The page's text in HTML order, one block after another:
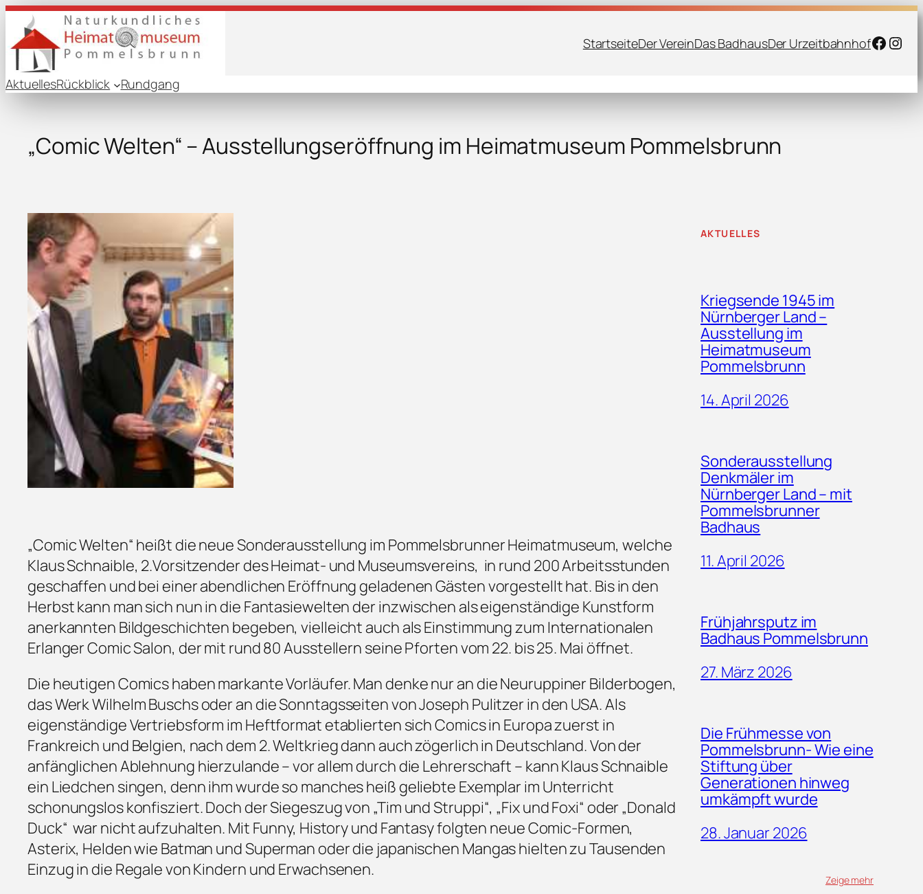
StartseiteDer VereinDas BadhausDer Urzeitbahnhof
AktuellesRückblick Rundgang
„Comic Welten“ – Ausstellungseröffnung im Heimatmuseum Pommelsbrunn
„Comic Welten“ heißt die neue Sonderausstellung im Pommelsbrunner Heimatmuseum, welche
Klaus Schnaible, 2.Vorsitzender des Heimat- und Museumsvereins, in rund 200 Arbeitsstunden
geschaffen und bei einer abendlichen Eröffnung geladenen Gästen vorgestellt hat. Bis in den
Herbst kann man sich nun in die Fantasiewelten der inzwischen als eigenständige Kunstform
anerkannten Bildgeschichten begeben, vielleicht auch als Einstimmung zum Internationalen
Erlanger Comic Salon, der mit rund 80 Ausstellern seine Pforten vom 22. bis 25. Mai öffnet.
Die heutigen Comics haben markante Vorläufer. Man denke nur an die Neuruppiner Bilderbogen,
das Werk Wilhelm Buschs oder an die Sonntagsseiten von Joseph Pulitzer in den USA. Als
eigenständige Vertriebsform im Heftformat etablierten sich Comics in Europa zuerst in
Frankreich und Belgien, nach dem 2. Weltkrieg dann auch zögerlich in Deutschland. Von der
anfänglichen Ablehnung hierzulande – vor allem durch die Lehrerschaft – kann Klaus Schnaible
ein Liedchen singen, denn ihm wurde so manches heiß geliebte Exemplar im Unterricht
schonungslos konfisziert. Doch der Siegeszug von „Tim und Struppi“, „Fix und Foxi“ oder „Donald
Duck“ war nicht aufzuhalten. Mit Funny, History und Fantasy folgten neue Comic-Formen,
Asterix, Helden wie Batman und Superman oder die japanischen Mangas hielten zu Tausenden
Einzug in die Regale von Kindern und Erwachsenen.
AKTUELLES
Kriegsende 1945 im
Nürnberger Land –
Ausstellung im
Heimatmuseum
Pommelsbrunn
14. April 2026
Sonderausstellung
Denkmäler im
Nürnberger Land – mit
Pommelsbrunner
Badhaus
11. April 2026
Frühjahrsputz im
Badhaus Pommelsbrunn
27. März 2026
Die Frühmesse von
Pommelsbrunn- Wie eine
Stiftung über
Generationen hinweg
umkämpft wurde
28. Januar 2026
Zeige mehr